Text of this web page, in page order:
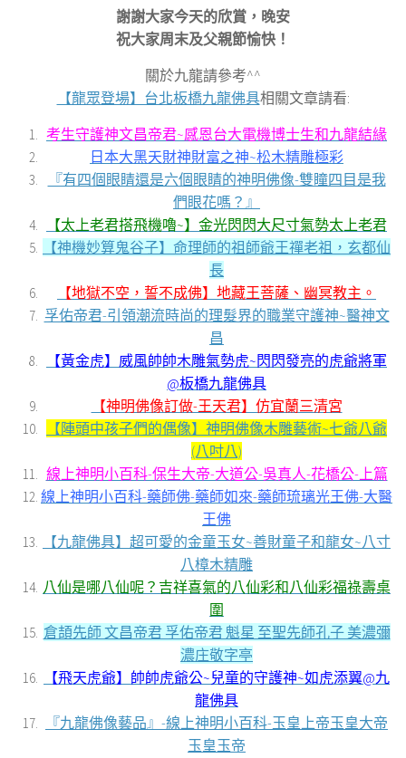
謝謝大家今天的欣賞，晚安
祝大家周末及父親節愉快！
關於九龍請參考^^
【龍眾登場】台北板橋九龍佛具相關文章請看:
考生守護神文昌帝君~感恩台大電機博士生和九龍結緣
日本大黑天財神財富之神~松木精雕極彩
『有四個眼睛還是六個眼睛的神明佛像-雙瞳四目是我
們眼花嗎？』
【太上老君搭飛機嚕~】金光閃閃大尺寸氣勢太上老君
【神機妙算鬼谷子】命理師的祖師爺王禪老祖，玄都仙
長
【地獄不空，誓不成佛】地藏王菩薩、幽冥教主。
孚佑帝君-引領潮流時尚的理髮界的職業守護神~醫神文
昌
【黃金虎】威風帥帥木雕氣勢虎~閃閃發亮的虎爺將軍
@板橋九龍佛具
【神明佛像訂做-王天君】仿宜蘭三清宮
【陣頭中孩子們的偶像】神明佛像木雕藝術~七爺八爺
(八吋八)
線上神明小百科-保生大帝-大道公-吳真人-花橋公-上篇
線上神明小百科-藥師佛-藥師如來-藥師琉璃光王佛-大醫
王佛
【九龍佛具】超可愛的金童玉女~善財童子和龍女~八寸
八樟木精雕
八仙是哪八仙呢？吉祥喜氣的八仙彩和八仙彩福祿壽桌
圍
倉頡先師 文昌帝君 孚佑帝君 魁星 至聖先師孔子 美濃彌
濃庄敬字亭
【飛天虎爺】帥帥虎爺公~兒童的守護神~如虎添翼@九
龍佛具
『九龍佛像藝品』-線上神明小百科-玉皇上帝玉皇大帝
玉皇玉帝